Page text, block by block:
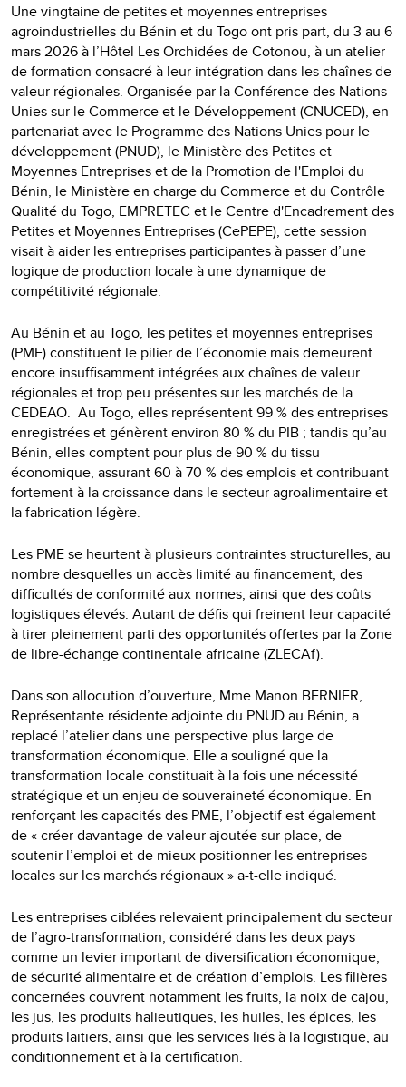
Une vingtaine de petites et moyennes entreprises
agroindustrielles du Bénin et du Togo ont pris part, du 3 au 6
mars 2026 à l’Hôtel Les Orchidées de Cotonou, à un atelier
de formation consacré à leur intégration dans les chaînes de
valeur régionales. Organisée par la Conférence des Nations
Unies sur le Commerce et le Développement (CNUCED), en
partenariat avec le Programme des Nations Unies pour le
développement (PNUD), le Ministère des Petites et
Moyennes Entreprises et de la Promotion de l'Emploi du
Bénin, le Ministère en charge du Commerce et du Contrôle
Qualité du Togo, EMPRETEC et le Centre d'Encadrement des
Petites et Moyennes Entreprises (CePEPE), cette session
visait à aider les entreprises participantes à passer d’une
logique de production locale à une dynamique de
compétitivité régionale.
Au Bénin et au Togo, les petites et moyennes entreprises
(PME) constituent le pilier de l’économie mais demeurent
encore insuffisamment intégrées aux chaînes de valeur
régionales et trop peu présentes sur les marchés de la
CEDEAO. Au Togo, elles représentent 99 % des entreprises
enregistrées et génèrent environ 80 % du PIB ; tandis qu’au
Bénin, elles comptent pour plus de 90 % du tissu
économique, assurant 60 à 70 % des emplois et contribuant
fortement à la croissance dans le secteur agroalimentaire et
la fabrication légère.
Les PME se heurtent à plusieurs contraintes structurelles, au
nombre desquelles un accès limité au financement, des
difficultés de conformité aux normes, ainsi que des coûts
logistiques élevés. Autant de défis qui freinent leur capacité
à tirer pleinement parti des opportunités offertes par la Zone
de libre-échange continentale africaine (ZLECAf).
Dans son allocution d’ouverture, Mme Manon BERNIER,
Représentante résidente adjointe du PNUD au Bénin, a
replacé l’atelier dans une perspective plus large de
transformation économique. Elle a souligné que la
transformation locale constituait à la fois une nécessité
stratégique et un enjeu de souveraineté économique. En
renforçant les capacités des PME, l’objectif est également
de « créer davantage de valeur ajoutée sur place, de
soutenir l’emploi et de mieux positionner les entreprises
locales sur les marchés régionaux » a-t-elle indiqué.
Les entreprises ciblées relevaient principalement du secteur
de l’agro-transformation, considéré dans les deux pays
comme un levier important de diversification économique,
de sécurité alimentaire et de création d’emplois. Les filières
concernées couvrent notamment les fruits, la noix de cajou,
les jus, les produits halieutiques, les huiles, les épices, les
produits laitiers, ainsi que les services liés à la logistique, au
conditionnement et à la certification.